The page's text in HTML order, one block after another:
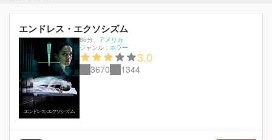
エンドレス・エクソシズム
86分
アメリカ
ジャンル： ホラー
3.0
3670 1344